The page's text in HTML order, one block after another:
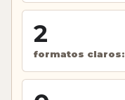
2
formatos